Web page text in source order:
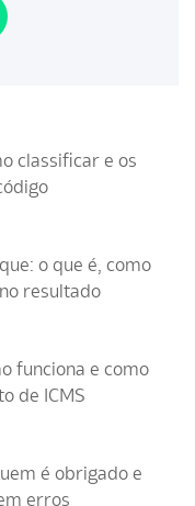
classificar e os
o que é, como
resultado
funciona e como
de ICMS
é obrigado e
erros